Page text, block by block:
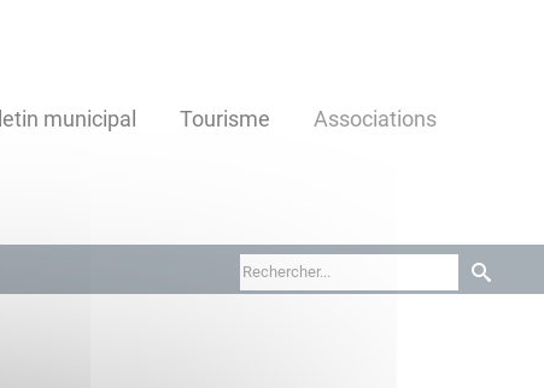
municipal Tourisme Associations